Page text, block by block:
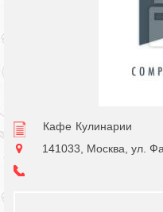
Кафе Кулинарии
141033, Москва, ул.